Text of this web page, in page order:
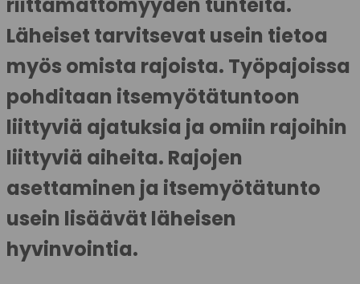
Läheiset tarvitsevat usein tietoa
myös omista rajoista. Työpajoissa
pohditaan itsemyötätuntoon
liittyviä ajatuksia ja omiin rajoihin
liittyviä aiheita. Rajojen
asettaminen ja itsemyötätunto
usein lisäävät läheisen
hyvinvointia.